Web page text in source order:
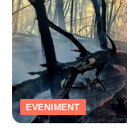
EVENIMENT